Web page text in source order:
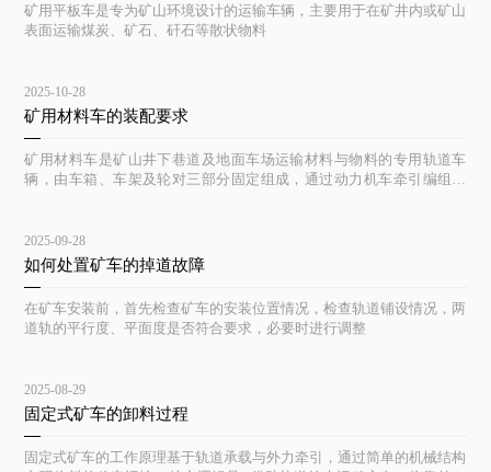
矿用平板车是专为矿山环境设计的运输车辆，主要用于在矿井内或矿山
表面运输煤炭、矿石、矸石等散状物料
2025-10-28
矿用材料车的装配要求
矿用材料车是矿山井下巷道及地面车场运输材料与物料的专用轨道车
辆，由车箱、车架及轮对三部分固定组成，通过动力机车牵引编组运
2025-09-28
如何处置矿车的掉道故障
在矿车安装前，首先检查矿车的安装位置情况，检查轨道铺设情况，两
道轨的平行度、平面度是否符合要求，必要时进行调整
2025-08-29
固定式矿车的卸料过程
固定式矿车的工作原理基于轨道承载与外力牵引，通过简单的机械结构